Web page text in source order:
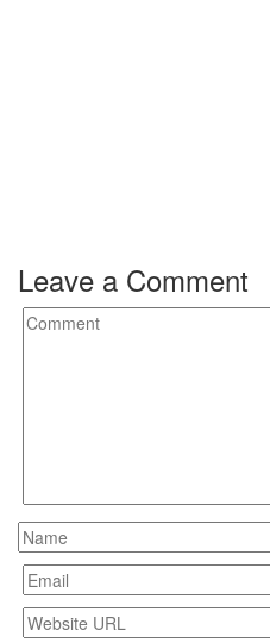
Leave a Comment